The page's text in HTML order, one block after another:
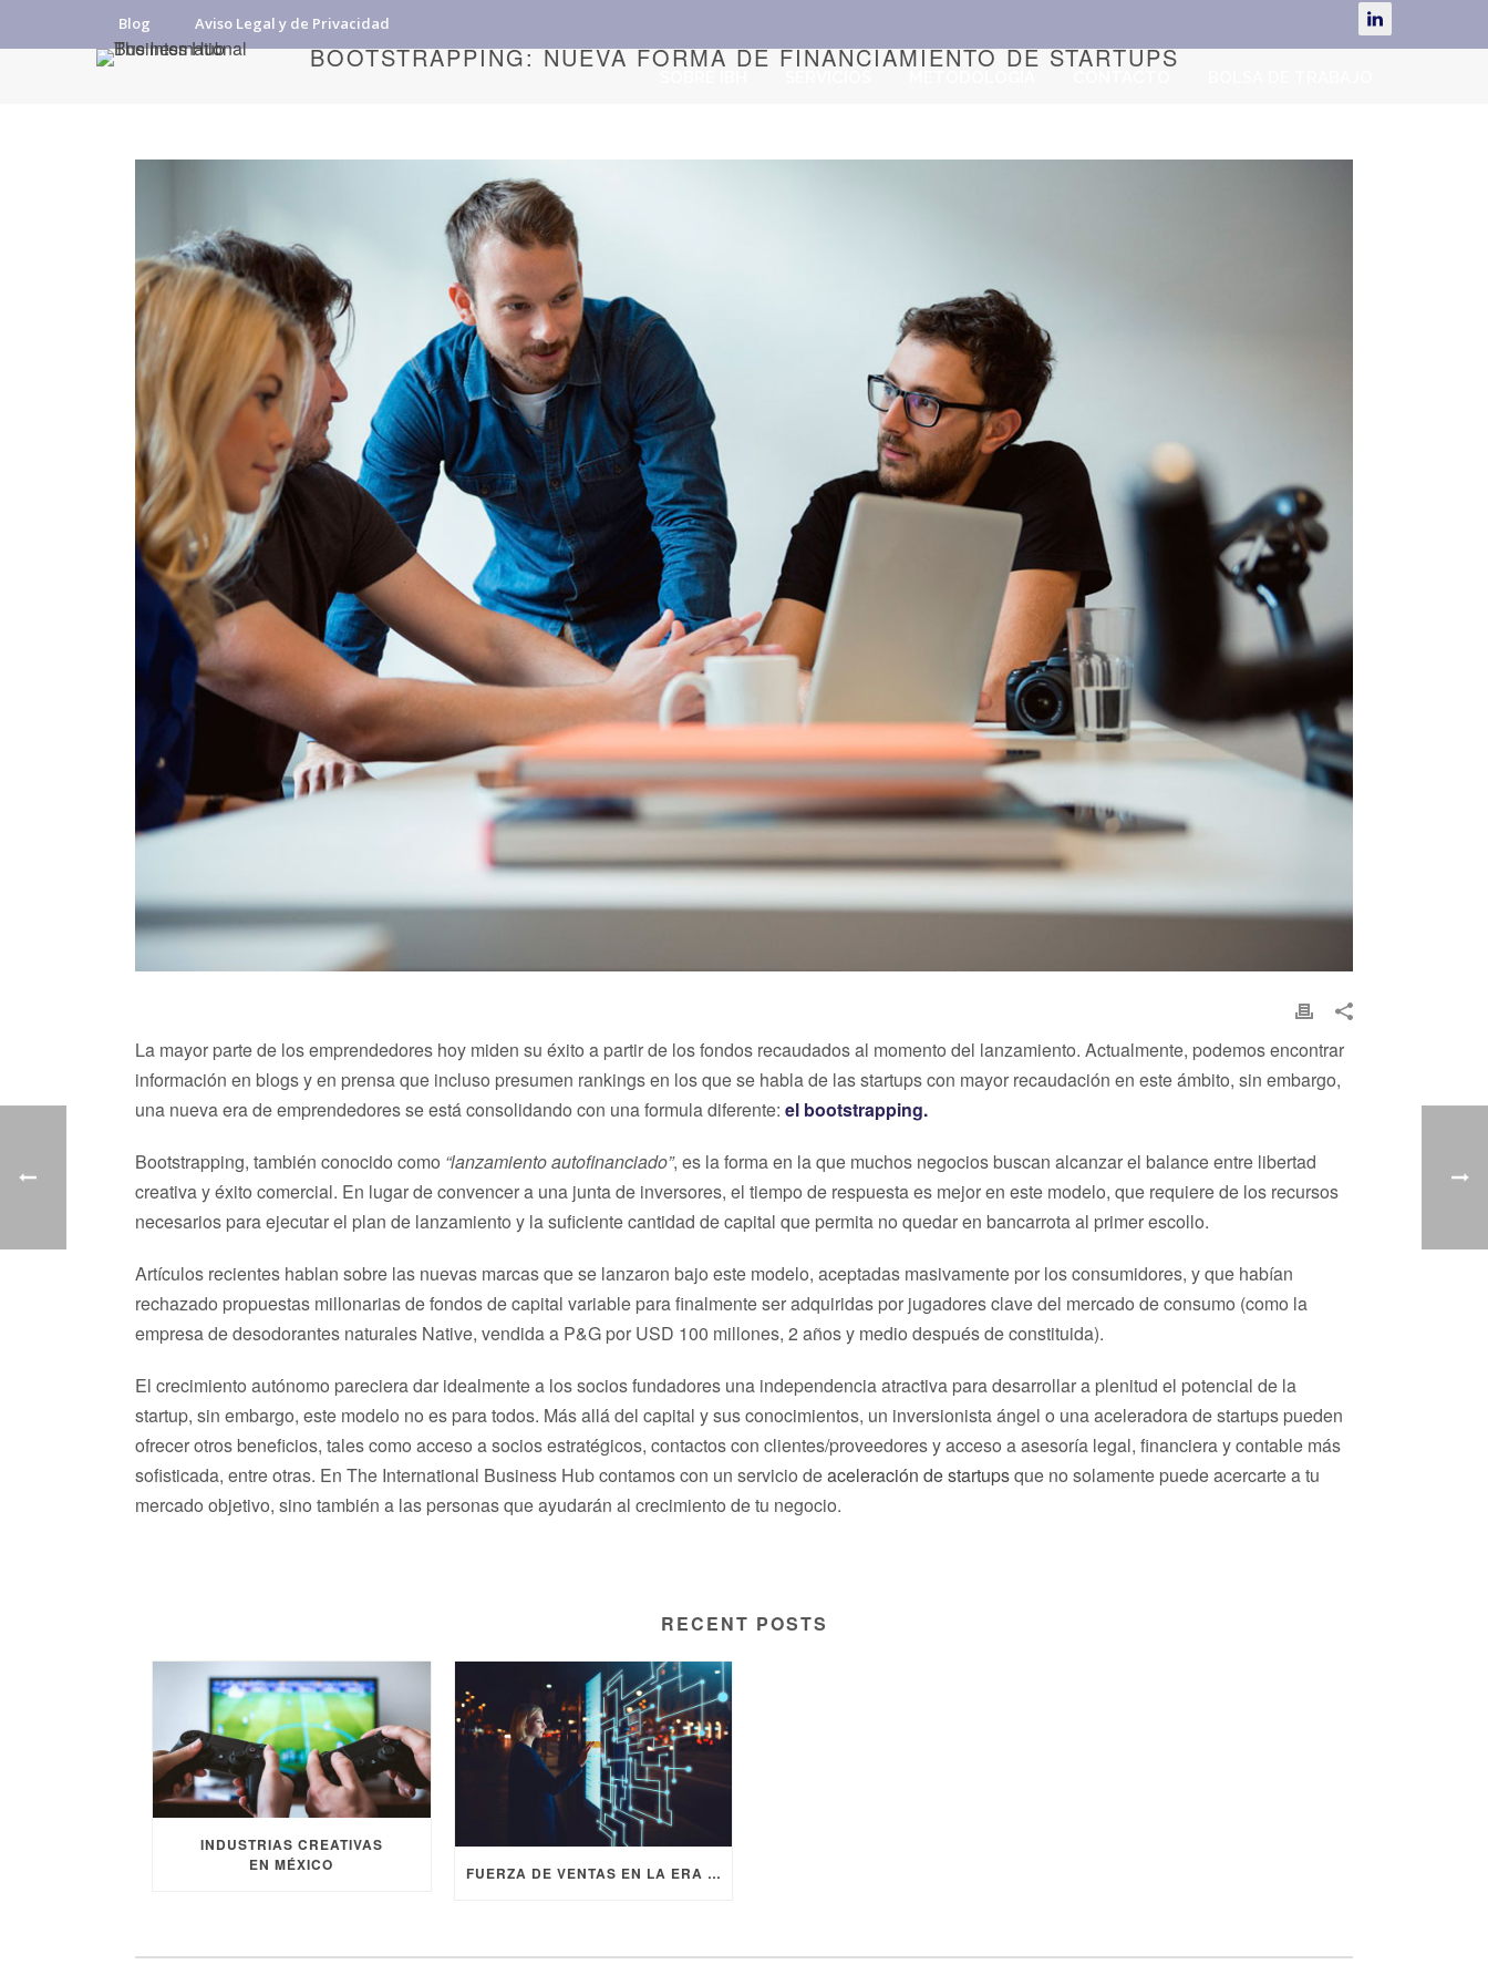
Blog Aviso Legal y de Privacidad
BOOTSTRAPPING: NUEVA FORMA DE FINANCIAMIENTO DE STARTUPS
La mayor parte de los emprendedores hoy miden su éxito a partir de los fondos recaudados al momento del lanzamiento. Actualmente, podemos encontrar
información en blogs y en prensa que incluso presumen rankings en los que se habla de las startups con mayor recaudación en este ámbito, sin embargo,
una nueva era de emprendedores se está consolidando con una formula diferente: el bootstrapping.
Bootstrapping, también conocido como “lanzamiento autofinanciado”, es la forma en la que muchos negocios buscan alcanzar el balance entre libertad
creativa y éxito comercial. En lugar de convencer a una junta de inversores, el tiempo de respuesta es mejor en este modelo, que requiere de los recursos
necesarios para ejecutar el plan de lanzamiento y la suficiente cantidad de capital que permita no quedar en bancarrota al primer escollo.
Artículos recientes hablan sobre las nuevas marcas que se lanzaron bajo este modelo, aceptadas masivamente por los consumidores, y que habían
rechazado propuestas millonarias de fondos de capital variable para finalmente ser adquiridas por jugadores clave del mercado de consumo (como la
empresa de desodorantes naturales Native, vendida a P&G por USD 100 millones, 2 años y medio después de constituida).
El crecimiento autónomo pareciera dar idealmente a los socios fundadores una independencia atractiva para desarrollar a plenitud el potencial de la
startup, sin embargo, este modelo no es para todos. Más allá del capital y sus conocimientos, un inversionista ángel o una aceleradora de startups pueden
ofrecer otros beneficios, tales como acceso a socios estratégicos, contactos con clientes/proveedores y acceso a asesoría legal, financiera y contable más
sofisticada, entre otras. En The International Business Hub contamos con un servicio deaceleración de startupsque no solamente puede acercarte a tu
mercado objetivo, sino también a las personas que ayudarán al crecimiento de tu negocio.
RECENT POSTS
INDUSTRIAS CREATIVAS
EN MÉXICO
FUERZA DE VENTAS EN LA ERA DIGITAL